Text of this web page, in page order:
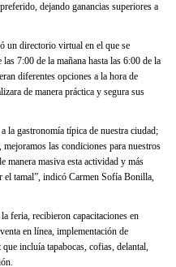
dejando ganancias superiores a
un directorio virtual en el que se
7:00 de la mañana hasta las 6:00 de la
diferentes opciones a la hora de
de manera práctica y segura sus
la gastronomía típica de nuestra ciudad;
mejoramos las condiciones para nuestros
manera masiva esta actividad y más
el tamal”, indicó Carmen Sofía Bonilla,
feria, recibieron capacitaciones en
en línea, implementación de
incluía tapabocas, cofias, delantal,